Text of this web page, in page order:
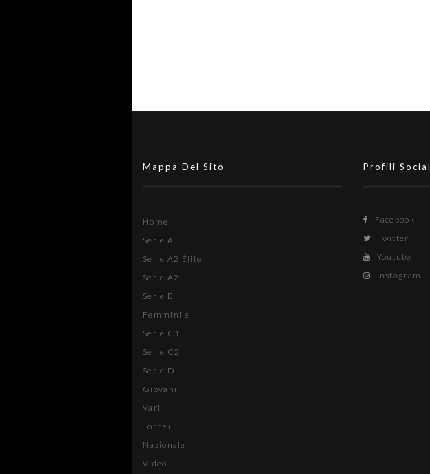
Mappa Del Sito
Home
Serie A
Serie A2 Élite
Serie A2
Serie B
Femminile
Serie C1
Serie C2
Serie D
Giovanili
Vari
Tornei
Nazionale
Video
Profili Social
Facebook
Twitter
Youtube
Instagram